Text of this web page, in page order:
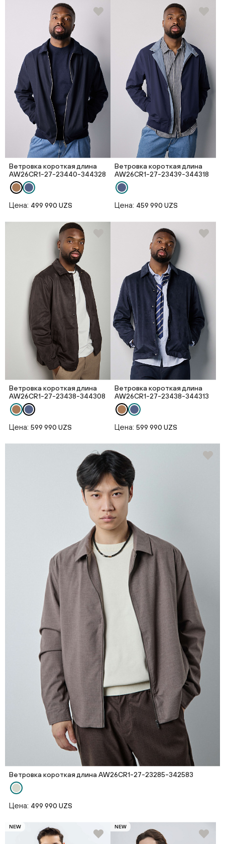
Ветровка короткая длина
AW26CR1-27-23440-344328
Цена: 499 990 UZS
Ветровка короткая длина
AW26CR1-27-23439-344318
Цена: 459 990 UZS
Ветровка короткая длина
AW26CR1-27-23438-344308
Цена: 599 990 UZS
Ветровка короткая длина
AW26CR1-27-23438-344313
Цена: 599 990 UZS
Ветровка короткая длина AW26CR1-27-23285-342583
Цена: 499 990 UZS
NEW NEW